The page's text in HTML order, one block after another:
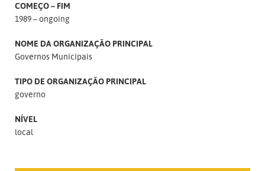
COMEÇO – FIM
1989 – ongoing
NOME DA ORGANIZAÇÃO PRINCIPAL
Governos Municipais
TIPO DE ORGANIZAÇÃO PRINCIPAL
governo
NÍVEL
local